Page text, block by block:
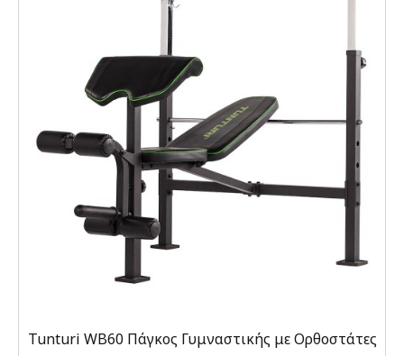
Tunturi WB60 Πάγκος Γυμναστικής με Ορθοστάτες